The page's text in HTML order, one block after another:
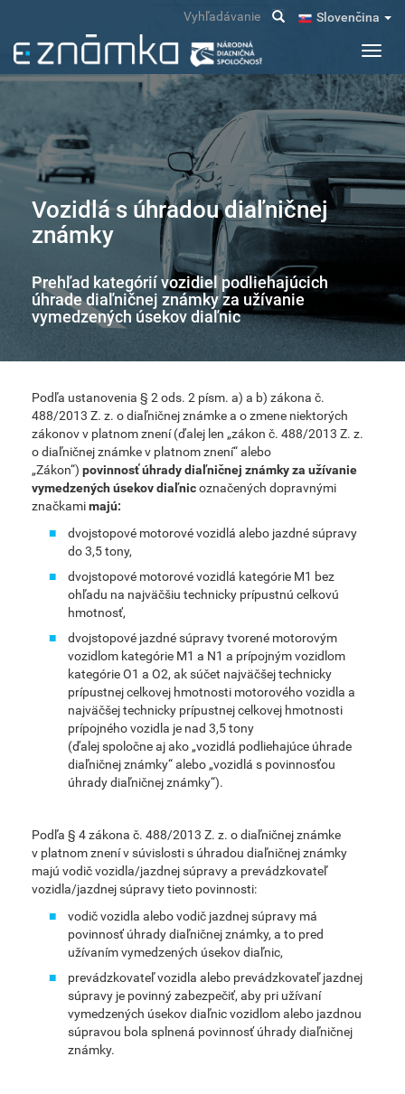
hlavný
obsah
Slovenčina
Vyhľadávanie
Vozidlá s úhradou diaľničnej
známky
Prehľad kategórií vozidiel podliehajúcich
úhrade diaľničnej známky za užívanie
vymedzených úsekov diaľnic
Podľa ustanovenia § 2 ods. 2 písm. a) a b) zákona č.
488/2013 Z. z. o diaľničnej známke a o zmene niektorých
zákonov v platnom znení (ďalej len „zákon č. 488/2013 Z. z.
o diaľničnej známke v platnom znení“ alebo
„Zákon“) povinnosť úhrady diaľničnej známky za užívanie
vymedzených úsekov diaľnicoznačených dopravnými
značkamimajú:
dvojstopové motorové vozidlá alebo jazdné súpravy
do 3,5 tony,
dvojstopové motorové vozidlá kategórie M1 bez
ohľadu na najväčšiu technicky prípustnú celkovú
hmotnosť,
dvojstopové jazdné súpravy tvorené motorovým
vozidlom kategórie M1 a N1 a prípojným vozidlom
kategórie O1 a O2, ak súčet najväčšej technicky
prípustnej celkovej hmotnosti motorového vozidla a
najväčšej technicky prípustnej celkovej hmotnosti
prípojného vozidla je nad 3,5 tony
(ďalej spoločne aj ako „vozidlá podliehajúce úhrade
diaľničnej známky“ alebo „vozidlá s povinnosťou
úhrady diaľničnej známky“).
Podľa § 4 zákona č. 488/2013 Z. z. o diaľničnej známke
v platnom znení v súvislosti s úhradou diaľničnej známky
majú vodič vozidla/jazdnej súpravy a prevádzkovateľ
vozidla/jazdnej súpravy tieto povinnosti:
vodič vozidla alebo vodič jazdnej súpravy má
povinnosť úhrady diaľničnej známky, a to pred
užívaním vymedzených úsekov diaľnic,
prevádzkovateľ vozidla alebo prevádzkovateľ jazdnej
súpravy je povinný zabezpečiť, aby pri užívaní
vymedzených úsekov diaľnic vozidlom alebo jazdnou
súpravou bola splnená povinnosť úhrady diaľničnej
známky.